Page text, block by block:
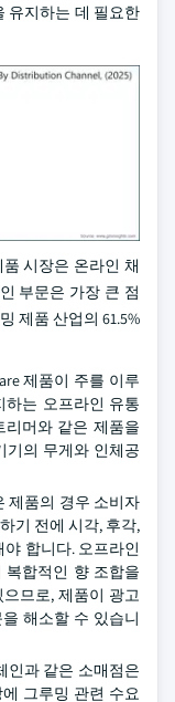
유지하는 데 필요한
시장은 온라인 채
부문은 가장 큰 점
제품 산업의 61.5%
제품이 주를 이루
하는 오프라인 유통
머와 같은 제품을
기의 무게와 인체공
제품의 경우 소비자
기 전에 시각, 후각,
합니다. 오프라인
복합적인 향 조합을
므로, 제품이 광고
해소할 수 있습니
인과 같은 소매점은
그루밍 관련 수요